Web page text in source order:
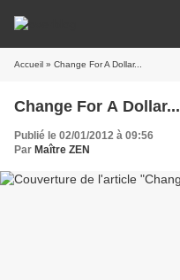
Accueil » Change For A Dollar...
Change For A Dollar...
Publié le 02/01/2012 à 09:56
Par Maître ZEN